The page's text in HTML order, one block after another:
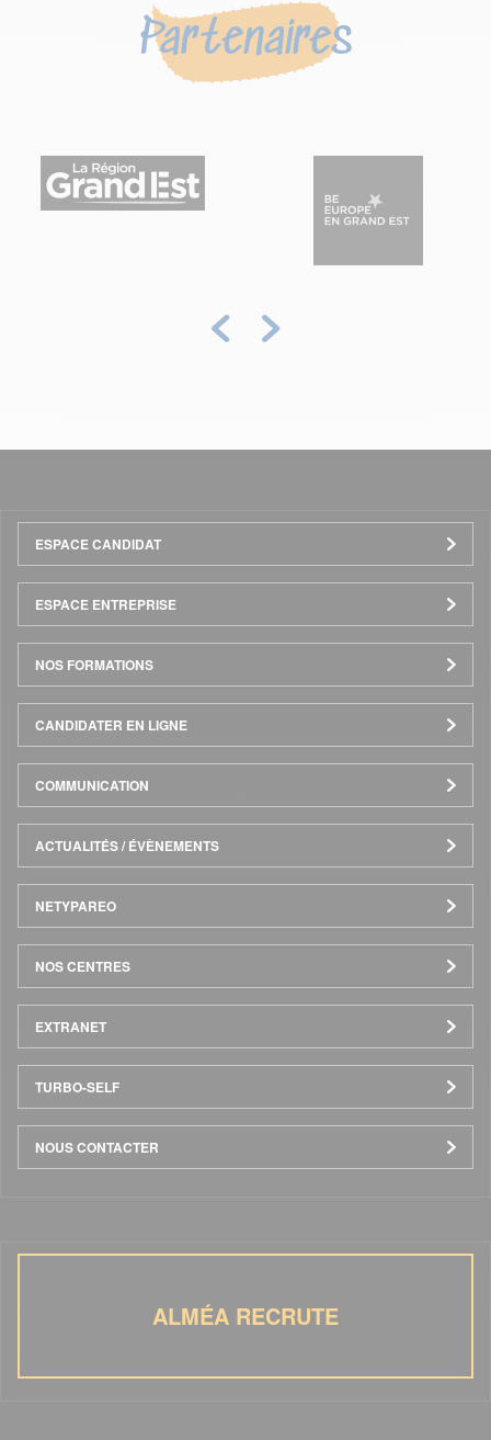
Partenaires
Précédent
Menu
Pied
de
page
ESPACE CANDIDAT
ESPACE ENTREPRISE
NOS FORMATIONS
CANDIDATER EN LIGNE
COMMUNICATION
ACTUALITÉS / ÉVÈNEMENTS
NETYPAREO
NOS CENTRES
EXTRANET
TURBO-SELF
NOUS CONTACTER
ALMÉA RECRUTE